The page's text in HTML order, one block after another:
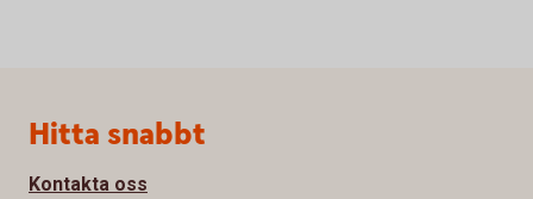
Sidfot
Hitta snabbt
Kontakta oss